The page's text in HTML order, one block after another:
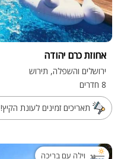
אחוזת כרם יהודה
ירושלים והשפלה, תירוש
8 חדרים
תאריכים זמינים לעונת הקיץ!
וילה עם בריכה